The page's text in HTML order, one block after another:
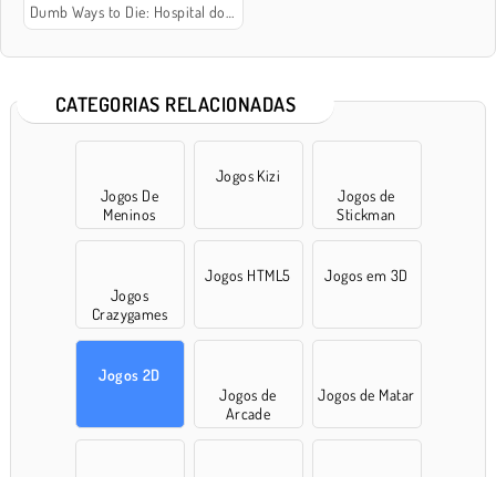
Dumb Ways to Die: Hospital do Zany
CATEGORIAS RELACIONADAS
Jogos De
Meninos
Jogos Kizi
Jogos de
Stickman
Jogos
Crazygames
Jogos HTML5 Jogos em 3D
Jogos 2D
Jogos de
Arcade
Jogos de Matar